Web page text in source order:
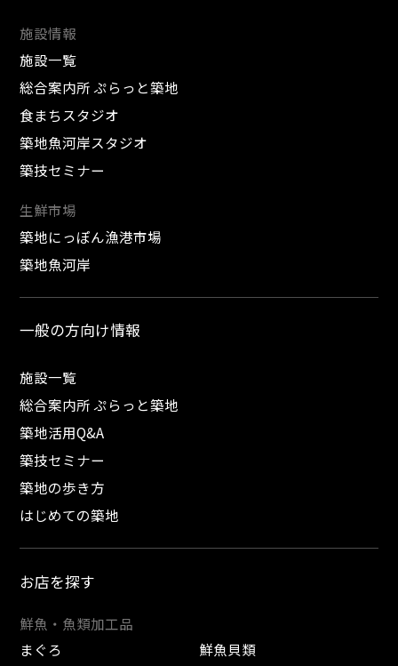
施設情報
施設一覧
総合案内所 ぷらっと築地
食まちスタジオ
築地魚河岸スタジオ
築技セミナー
生鮮市場
築地にっぽん漁港市場
築地魚河岸
一般の方向け情報
施設一覧
総合案内所 ぷらっと築地
築地活用Q&A
築技セミナー
築地の歩き方
はじめての築地
お店を探す
鮮魚・魚類加工品
まぐろ
鮮魚貝類